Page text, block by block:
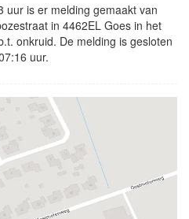
uur is er melding gemaakt van
in 4462EL Goes in het
onkruid. De melding is gesloten
uur.